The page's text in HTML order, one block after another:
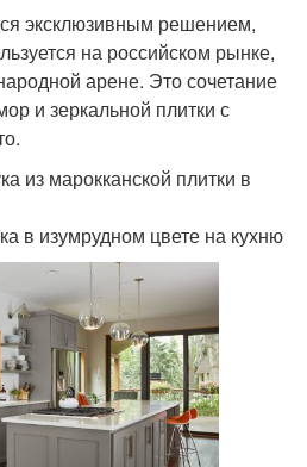
эксклюзивным решением,
на российском рынке,
арене. Это сочетание
и зеркальной плитки с
из марокканской плитки в
в изумрудном цвете на кухню